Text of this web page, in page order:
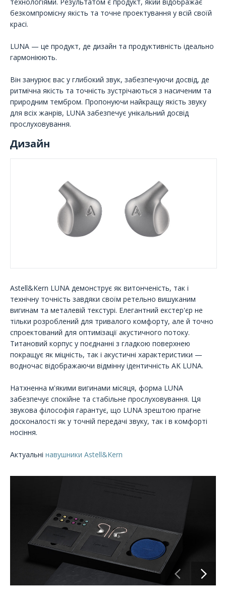
безкомпромісну якість та точне проектування у всій своїй
красі.
LUNA — це продукт, де дизайн та продуктивність ідеально
гармоніюють.
Він занурює вас у глибокий звук, забезпечуючи досвід, де
ритмічна якість та точність зустрічаються з насиченим та
природним тембром. Пропонуючи найкращу якість звуку
для всіх жанрів, LUNA забезпечує унікальний досвід
прослуховування.
Дизайн
Astell&Kern LUNA демонструє як витонченість, так і
технічну точність завдяки своїм ретельно вишуканим
вигинам та металевій текстурі. Елегантний екстер'єр не
тільки розроблений для тривалого комфорту, але й точно
спроектований для оптимізації акустичного потоку.
Титановий корпус у поєднанні з гладкою поверхнею
покращує як міцність, так і акустичні характеристики —
водночас відображаючи відмінну ідентичність AK LUNA.
Натхненна м'якими вигинами місяця, форма LUNA
забезпечує спокійне та стабільне прослуховування. Ця
звукова філософія гарантує, що LUNA зрештою прагне
досконалості як у точній передачі звуку, так і в комфорті
носіння.
Актуальні навушники Astell&Kern